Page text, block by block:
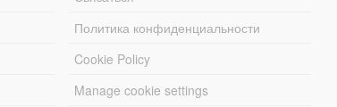
Политика конфиденциальности
Cookie Policy
Manage cookie settings